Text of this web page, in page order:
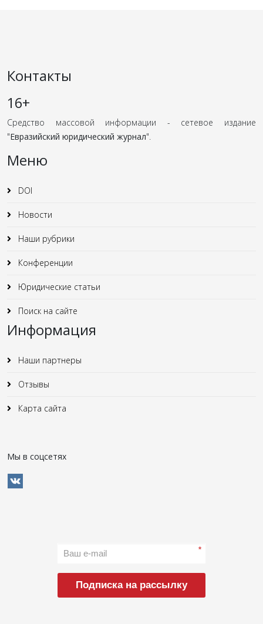
Контакты
16+
Средство массовой информации - сетевое издание
"Евразийский юридический журнал".
Меню
DOI
Новости
Наши рубрики
Конференции
Юридические статьи
Поиск на сайте
Информация
Наши партнеры
Отзывы
Карта сайта
Мы в соцсетях
*
Подписка на рассылку